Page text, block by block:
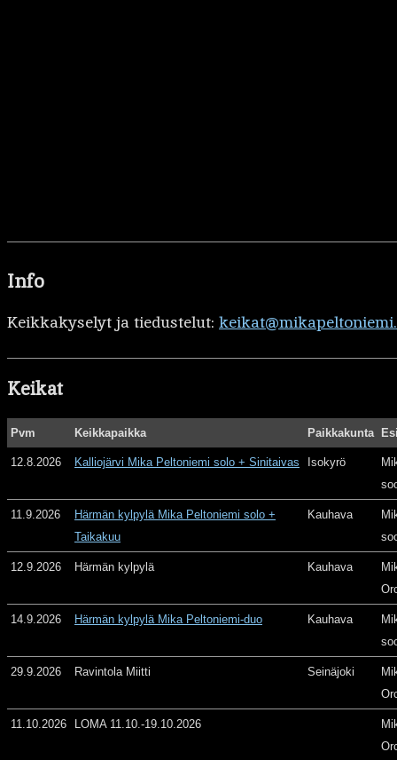
Info
Keikkakyselyt ja tiedustelut:
Keikat
Pvm Keikkapaikka Paikkakunta
12.8.2026 Kalliojärvi Mika Peltoniemi solo + Sinitaivas Isokyrö
11.9.2026
Härmän kylpylä Mika Peltoniemi solo +
Taikakuu
Kauhava
12.9.2026 Härmän kylpylä Kauhava
14.9.2026 Härmän kylpylä Mika Peltoniemi-duo Kauhava
29.9.2026 Ravintola Miitti Seinäjoki
11.10.2026 LOMA 11.10.-19.10.2026